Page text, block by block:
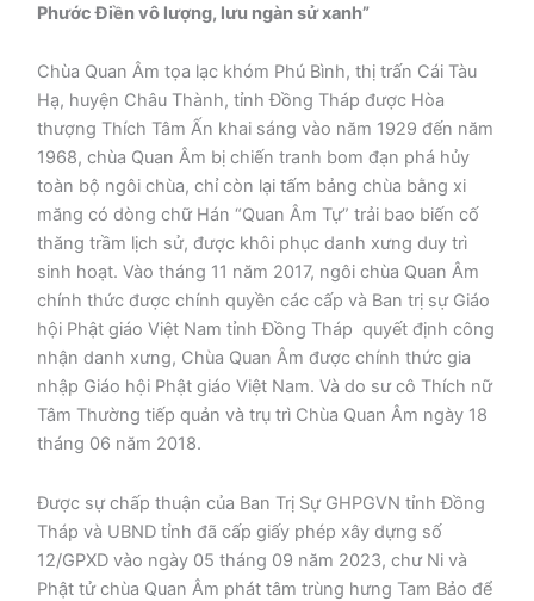
Phước Điền vô lượng, lưu ngàn sử xanh”
Chùa Quan Âm tọa lạc khóm Phú Bình, thị trấn Cái Tàu
Hạ, huyện Châu Thành, tỉnh Đồng Tháp được Hòa
thượng Thích Tâm Ấn khai sáng vào năm 1929 đến năm
1968, chùa Quan Âm bị chiến tranh bom đạn phá hủy
toàn bộ ngôi chùa, chỉ còn lại tấm bảng chùa bằng xi
măng có dòng chữ Hán “Quan Âm Tự” trải bao biến cố
thăng trầm lịch sử, được khôi phục danh xưng duy trì
sinh hoạt. Vào tháng 11 năm 2017, ngôi chùa Quan Âm
chính thức được chính quyền các cấp và Ban trị sự Giáo
hội Phật giáo Việt Nam tỉnh Đồng Tháp quyết định công
nhận danh xưng, Chùa Quan Âm được chính thức gia
nhập Giáo hội Phật giáo Việt Nam. Và do sư cô Thích nữ
Tâm Thường tiếp quản và trụ trì Chùa Quan Âm ngày 18
tháng 06 năm 2018.
Được sự chấp thuận của Ban Trị Sự GHPGVN tỉnh Đồng
Tháp và UBND tỉnh đã cấp giấy phép xây dựng số
12/GPXD vào ngày 05 tháng 09 năm 2023, chư Ni và
Phật tử chùa Quan Âm phát tâm trùng hưng Tam Bảo để